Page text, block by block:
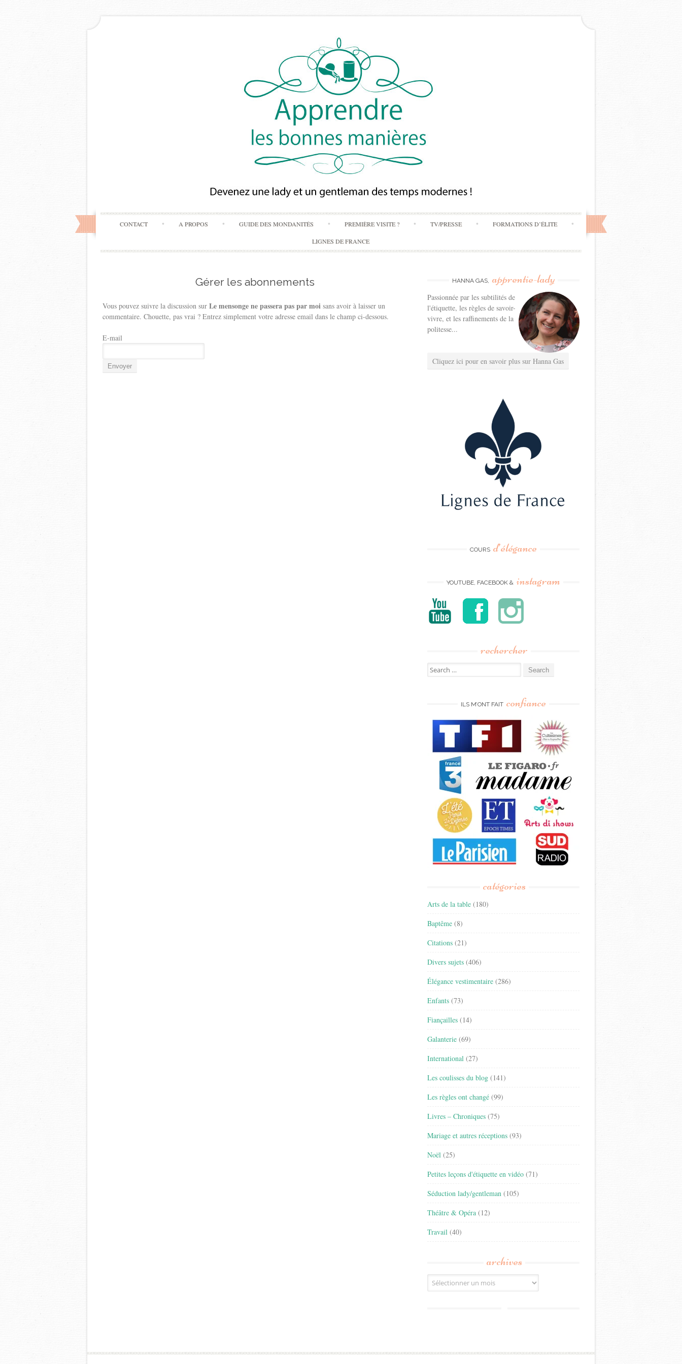
Skip
to
content
CONTACT A PROPOS GUIDE DES MONDANITÉS PREMIÈRE VISITE ? TV/PRESSE FORMATIONS D’ÉLITE
LIGNES DE FRANCE
Gérer les abonnements
Vous pouvez suivre la discussion sur Le mensonge ne passera pas par moi sans avoir à laisser un
commentaire. Chouette, pas vrai ? Entrez simplement votre adresse email dans le champ ci-dessous.
E-mail
HANNA GAS, apprentie-lady
Passionnée par les subtilités de
l'étiquette, les règles de savoir-
vivre, et les raffinements de la
politesse...
Cliquez ici pour en savoir plus sur Hanna Gas
COURS d’élégance
YOUTUBE, FACEBOOK & instagram
rechercher
Search
for:
ILS M’ONT FAIT confiance
catégories
Arts de la table (180)
Baptême (8)
Citations (21)
Divers sujets (406)
Élégance vestimentaire (286)
Enfants (73)
Fiançailles (14)
Galanterie (69)
International (27)
Les coulisses du blog (141)
Les règles ont changé (99)
Livres – Chroniques (75)
Mariage et autres réceptions (93)
Noël (25)
Petites leçons d'étiquette en vidéo (71)
Séduction lady/gentleman (105)
Théâtre & Opéra (12)
Travail (40)
archives
Archives